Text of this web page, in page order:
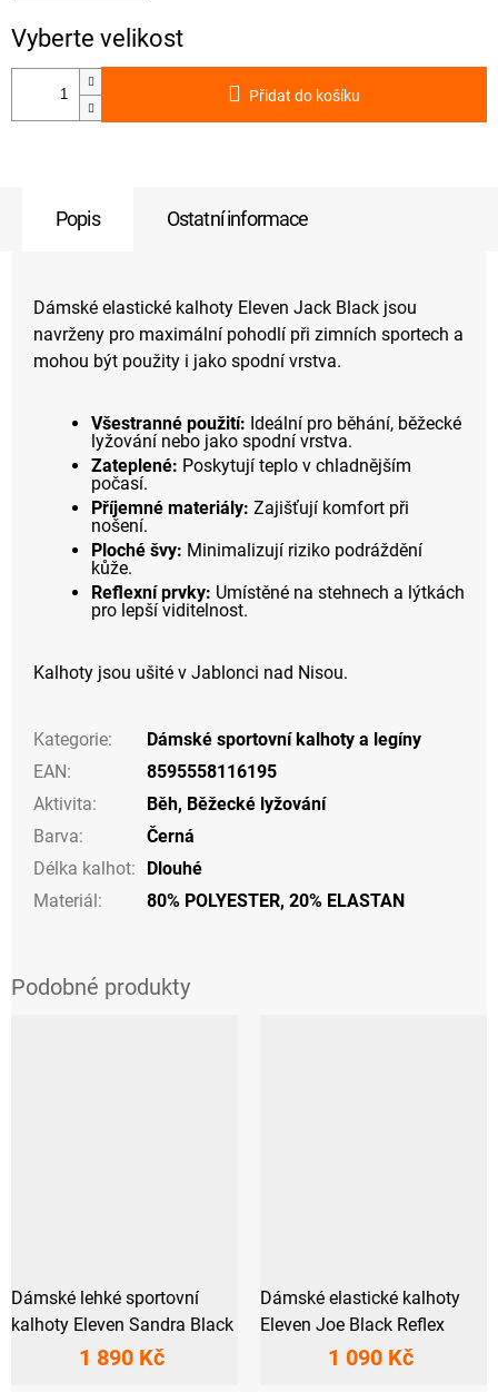
Přidat do košíku
Popis Ostatní informace
Dámské elastické kalhoty Eleven Jack Black jsou
navrženy pro maximální pohodlí při zimních sportech a
mohou být použity i jako spodní vrstva.
Všestranné použití: Ideální pro běhání, běžecké
lyžování nebo jako spodní vrstva.
Zateplené: Poskytují teplo v chladnějším
počasí.
Příjemné materiály: Zajišťují komfort při
nošení.
Ploché švy: Minimalizují riziko podráždění
kůže.
Reflexní prvky: Umístěné na stehnech a lýtkách
pro lepší viditelnost.
Kalhoty jsou ušité v Jablonci nad Nisou.
Kategorie:
Dámské sportovní kalhoty a legíny
EAN:
8595558116195
Aktivita: Běh, Běžecké lyžování
Barva:
Černá
Délka kalhot:
Dlouhé
Materiál: 80% POLYESTER, 20% ELASTAN
Dámské lehké sportovní
kalhoty Eleven Sandra Black
1 890 Kč
Dámské elastické kalhoty
Eleven Joe Black Reflex
1 090 Kč